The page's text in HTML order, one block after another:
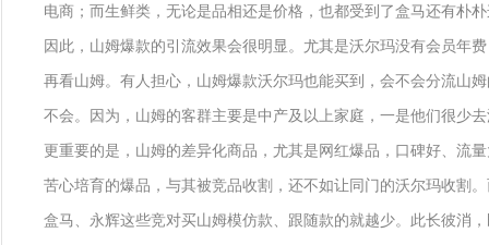
电商；而生鲜类，无论是品相还是价格，也都受到了盒马还有朴
因此，山姆爆款的引流效果会很明显。尤其是沃尔玛没有会员年
再看山姆。有人担心，山姆爆款沃尔玛也能买到，会不会分流山
不会。因为，山姆的客群主要是中产及以上家庭，一是他们很少
更重要的是，山姆的差异化商品，尤其是网红爆品，口碑好、流
苦心培育的爆品，与其被竞品收割，还不如让同门的沃尔玛收割
盒马、永辉这些竞对买山姆模仿款、跟随款的就越少。此长彼消